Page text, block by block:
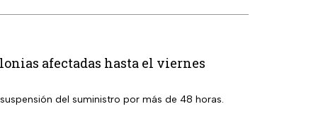
afectadas hasta el viernes
del suministro por más de 48 horas.